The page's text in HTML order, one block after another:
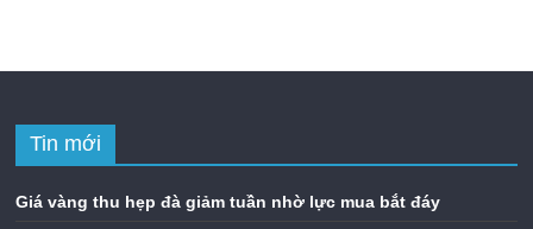
Tin mới
Giá vàng thu hẹp đà giảm tuần nhờ lực mua bắt đáy